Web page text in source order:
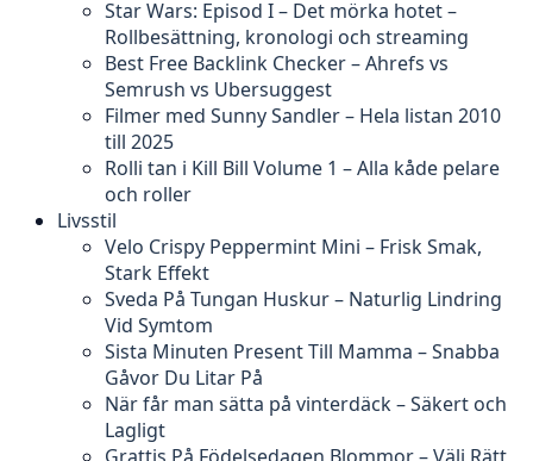
Star Wars: Episod I – Det mörka hotet –
Rollbesättning, kronologi och streaming
Best Free Backlink Checker – Ahrefs vs
Semrush vs Ubersuggest
Filmer med Sunny Sandler – Hela listan 2010
till 2025
Rolli tan i Kill Bill Volume 1 – Alla kåde pelare
och roller
Livsstil
Velo Crispy Peppermint Mini – Frisk Smak,
Stark Effekt
Sveda På Tungan Huskur – Naturlig Lindring
Vid Symtom
Sista Minuten Present Till Mamma – Snabba
Gåvor Du Litar På
När får man sätta på vinterdäck – Säkert och
Lagligt